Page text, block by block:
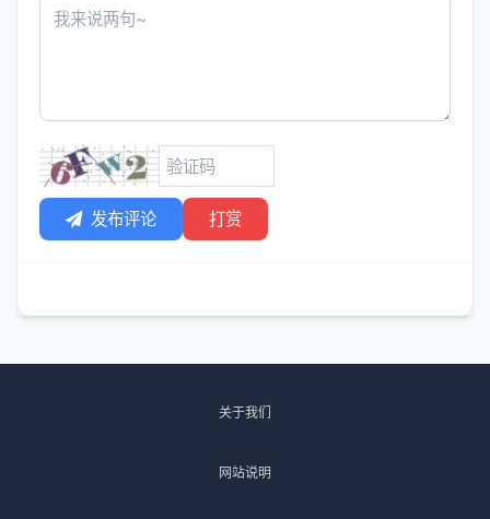
发布评论 打赏
关于我们
网站说明